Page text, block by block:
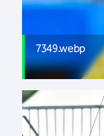
7349.webp